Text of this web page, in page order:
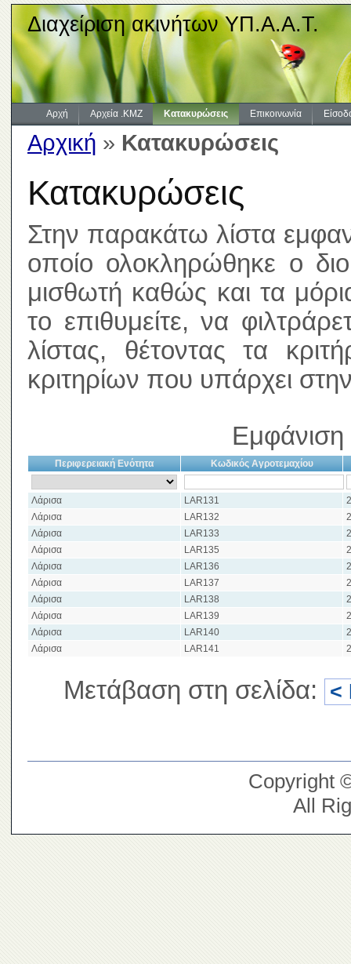
Διαχείριση ακινήτων ΥΠ.Α.Α.Τ.
Αρχή Αρχεία .KMZ Κατακυρώσεις Επικοινωνία
Αρχική » Κατακυρώσεις
Κατακυρώσεις
Στην παρακάτω λίστα
οποίο ολοκληρώθηκε ο
μισθωτή καθώς και τα
το επιθυμείτε, να
λίστας, θέτοντας τα
κριτηρίων που υπάρχει
Περιφερειακή Ενότητα Κωδικός Αγροτεμαχίου
Λάρισα LAR131
Λάρισα
LAR132
Λάρισα
LAR133
Λάρισα
LAR135
Λάρισα
LAR136
Λάρισα
LAR137
Λάρισα
LAR138
Λάρισα
LAR139
Λάρισα
LAR140
Λάρισα
LAR141
Μετάβαση στη σελίδα: <
Copyright
All